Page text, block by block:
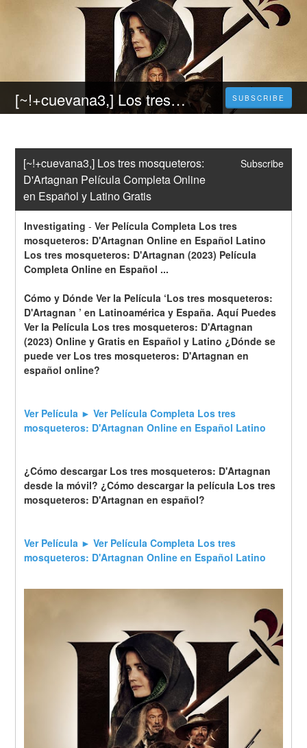
[~!+cuevana3,] Los tres mosqueteros: D'Artagnan Película Completa Online en Español y Latino Gratis SUBSCRIBE
[~!+cuevana3,] Los tres mosqueteros:
D'Artagnan Película Completa Online
en Español y Latino Gratis
Subscribe
Investigating -Ver Película Completa Los tres
mosqueteros: D'Artagnan Online en Español Latino
Los tres mosqueteros: D'Artagnan (2023) Película
Completa Online en Español ...
Cómo y Dónde Ver la Película ‘Los tres mosqueteros:
D'Artagnan ’ en Latinoamérica y España. Aquí Puedes
Ver la Película Los tres mosqueteros: D'Artagnan
(2023) Online y Gratis en Español y Latino ¿Dónde se
puede ver Los tres mosqueteros: D'Artagnan en
español online?
Ver Película ► Ver Película Completa Los tres
mosqueteros: D'Artagnan Online en Español Latino
¿Cómo descargar Los tres mosqueteros: D'Artagnan
desde la móvil? ¿Cómo descargar la película Los tres
mosqueteros: D'Artagnan en español?
Ver Película ► Ver Película Completa Los tres
mosqueteros: D'Artagnan Online en Español Latino